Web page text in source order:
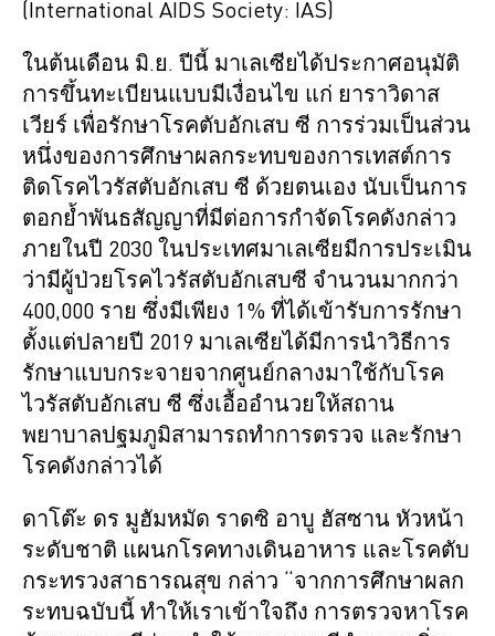
(International AIDS Society: IAS)
ในต้นเดือน มิ.ย. ปีนี้ มาเลเซียได้ประกาศอนุมัติ
การขึ้นทะเบียนแบบมีเงื่อนไข แก่ ยาราวิดาส
เวียร์ เพื่อรักษาโรคตับอักเสบ ซี การร่วมเป็นส่วน
หนึ่งของการศึกษาผลกระทบของการเทสต์การ
ติดโรคไวรัสตับอักเสบ ซี ด้วยตนเอง นับเป็นการ
ตอกย้ำพันธสัญญาที่มีต่อการกำจัดโรคดังกล่าว
ภายในปี 2030 ในประเทศมาเลเซียมีการประเมิน
ว่ามีผู้ป่วยโรคไวรัสตับอักเสบซี จำนวนมากกว่า
400,000 ราย ซึ่งมีเพียง 1% ที่ได้เข้ารับการรักษา
ตั้งแต่ปลายปี 2019 มาเลเซียได้มีการนำวิธีการ
รักษาแบบกระจายจากศูนย์กลางมาใช้กับโรค
ไวรัสตับอักเสบ ซี ซึ่งเอื้ออำนวยให้สถาน
พยาบาลปฐมภูมิสามารถทำการตรวจ และรักษา
โรคดังกล่าวได้
ดาโต๊ะ ดร มูฮัมหมัด ราดซิ อาบู ฮัสซาน หัวหน้า
ระดับชาติ แผนกโรคทางเดินอาหาร และโรคตับ
กระทรวงสาธารณสุข กล่าว “จากการศึกษาผลก
ระทบฉบับนี้ ทำให้เราเข้าใจถึง การตรวจหาโรค